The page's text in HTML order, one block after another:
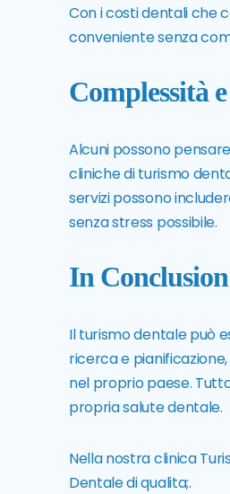
Con i costi dentali che
conveniente senza
Complessità
Alcuni possono
cliniche di turismo
servizi possono
senza stress possibile.
In
Il turismo dentale può
ricerca e
nel proprio paese.
propria salute dentale.
Nella nostraclinica
Dentale di qualita;.